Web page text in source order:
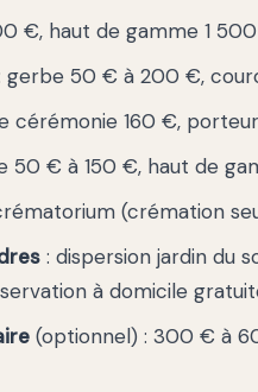
€, haut de gamme 1
gerbe 50 € à 200 €,
cérémonie 160 €,
50 € à 150 €, haut de
(crémation
: dispersion jardin du
à domicile
(optionnel) : 300 € à